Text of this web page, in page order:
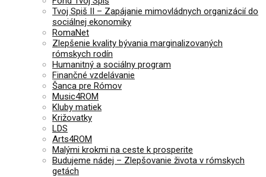
Tvoj Spiš II – Zapájanie mimovládnych organizácií do
sociálnej ekonomiky
RomaNet
Zlepšenie kvality bývania marginalizovaných
rómskych rodín
Humanitný a sociálny program
Finančné vzdelávanie
Šanca pre Rómov
Music4ROM
Kluby matiek
Križovatky
LDS
Arts4ROM
Malými krokmi na ceste k prosperite
Budujeme nádej – Zlepšovanie života v rómskych
getách